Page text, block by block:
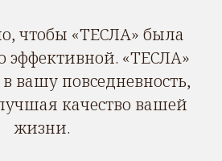
чтобы «ТЕСЛА» была
«ТЕСЛА»
в вашу повседневность,
качество вашей
жизни.